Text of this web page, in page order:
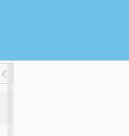
Toggle Fullwidth